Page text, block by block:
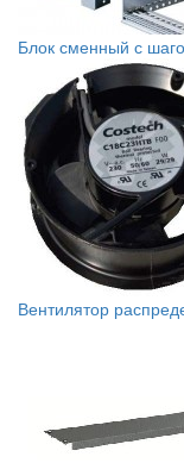
Блок сменный с
Вентилятор